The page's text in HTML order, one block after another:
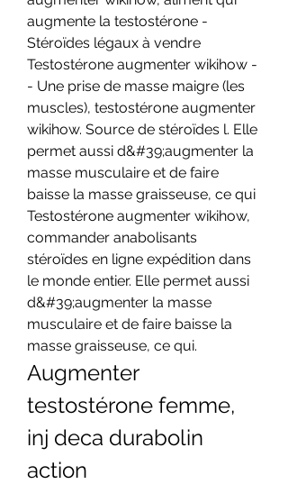
augmente la testostérone -
Stéroïdes légaux à vendre
Testostérone augmenter wikihow -
- Une prise de masse maigre (les
muscles), testostérone augmenter
wikihow. Source de stéroïdes l. Elle
permet aussi d&#39;augmenter la
masse musculaire et de faire
baisse la masse graisseuse, ce qui
Testostérone augmenter wikihow,
commander anabolisants
stéroïdes en ligne expédition dans
le monde entier. Elle permet aussi
d&#39;augmenter la masse
musculaire et de faire baisse la
masse graisseuse, ce qui.
Augmenter
testostérone femme,
inj deca durabolin
action